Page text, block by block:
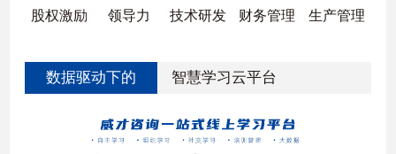
股权激励 领导力 技术研发 财务管理 生产管理
数据驱动下的 智慧学习云平台